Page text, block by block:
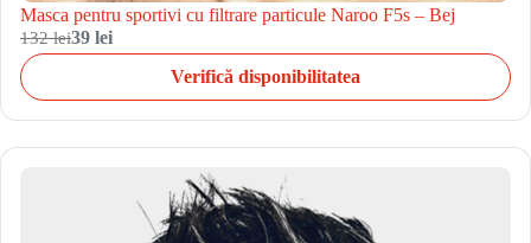
Masca pentru sportivi cu filtrare particule Naroo F5s – Bej
132 lei39 lei
Verifică disponibilitatea